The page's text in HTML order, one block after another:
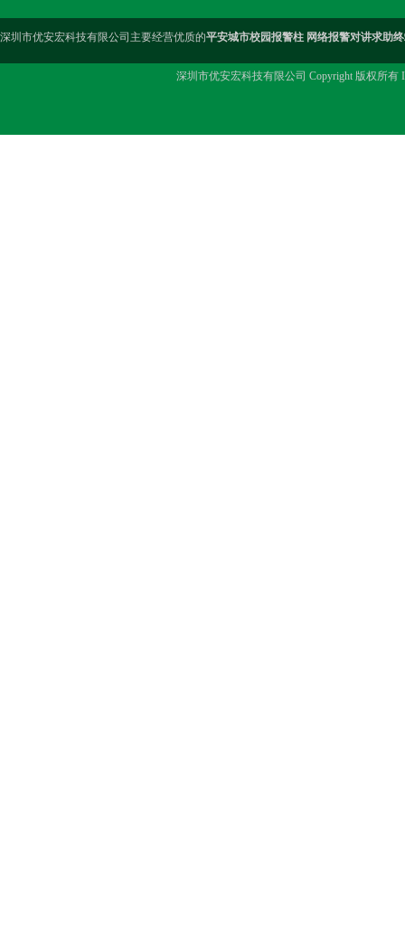
深圳市优安宏科技有限公司主要经营优质的平安城市校园报警柱 网络报警对讲求助
深圳市优安宏科技有限公司 Copyright 版权所有